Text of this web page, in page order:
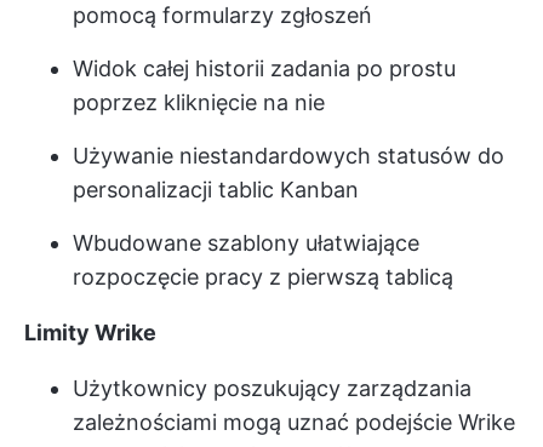
pomocą formularzy zgłoszeń
Widok całej historii zadania po prostu
poprzez kliknięcie na nie
Używanie niestandardowych statusów do
personalizacji tablic Kanban
Wbudowane szablony ułatwiające
rozpoczęcie pracy z pierwszą tablicą
Limity Wrike
Użytkownicy poszukujący zarządzania
zależnościami mogą uznać podejście Wrike